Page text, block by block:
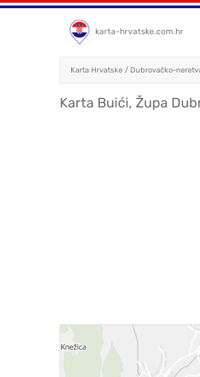
karta-hrvatske.com.hr
Karta Hrvatske / Dubrovačko-
Karta Buići, Župa